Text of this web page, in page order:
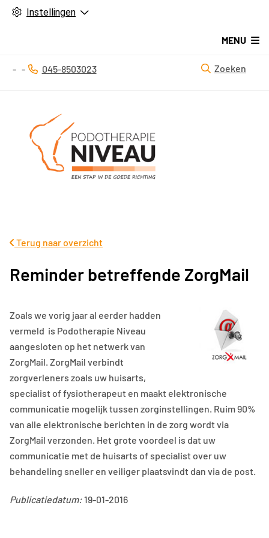
Instellingen
MENU
Tel:
045-8503023 Zoeken
Terug naar overzicht
Reminder betreffende ZorgMail
Zoals we vorig jaar al eerder hadden
vermeld is Podotherapie Niveau
aangesloten op het netwerk van
ZorgMail. ZorgMail verbindt
zorgverleners zoals uw huisarts,
specialist of fysiotherapeut en maakt elektronische
communicatie mogelijk tussen zorginstellingen. Ruim 90%
van alle elektronische berichten in de zorg wordt via
ZorgMail verzonden. Het grote voordeel is dat uw
communicatie met de huisarts of specialist over uw
behandeling sneller en veiliger plaatsvindt dan via de post.
Publicatiedatum:19-01-2016